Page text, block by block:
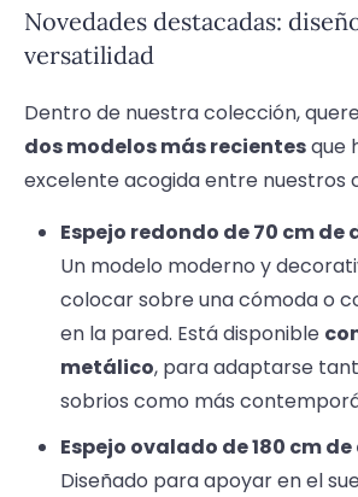
Novedades destacadas:
versatilidad
Dentro de nuestra colección,
dos modelos más recientesque
excelente acogida entre nuestros
Espejo redondo de 70 cm
Un modelo moderno y
colocar sobre una cómoda o
en la pared. Está disponible
metálico, para adaptarse
sobrios como más
Espejo ovalado de 180 cm
Diseñado para apoyar en el